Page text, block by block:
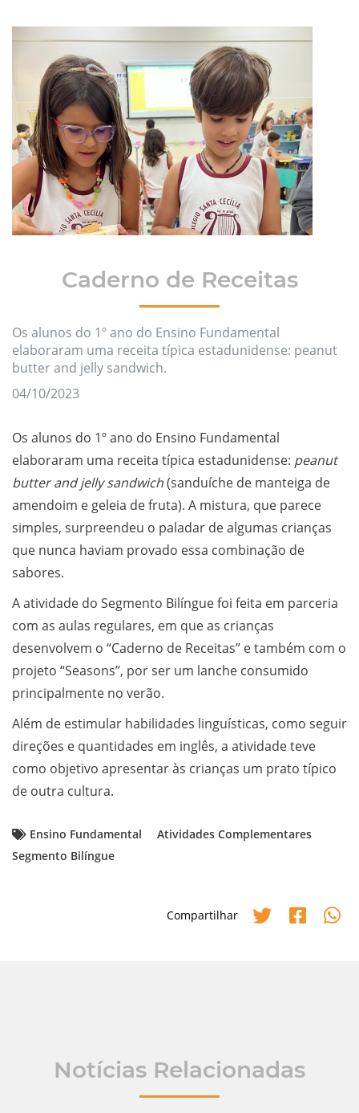
Caderno de Receitas
Os alunos do 1º ano do Ensino Fundamental
elaboraram uma receita típica estadunidense: peanut
butter and jelly sandwich.
04/10/2023
Os alunos do 1º ano do Ensino Fundamental
elaboraram uma receita típica estadunidense: peanut
butter and jelly sandwich(sanduíche de manteiga de
amendoim e geleia de fruta). A mistura, que parece
simples, surpreendeu o paladar de algumas crianças
que nunca haviam provado essa combinação de
sabores.
A atividade do Segmento Bilíngue foi feita em parceria
com as aulas regulares, em que as crianças
desenvolvem o “Caderno de Receitas” e também com o
projeto “Seasons”, por ser um lanche consumido
principalmente no verão.
Além de estimular habilidades linguísticas, como seguir
direções e quantidades em inglês, a atividade teve
como objetivo apresentar às crianças um prato típico
de outra cultura.
Ensino Fundamental
Atividades Complementares
Segmento Bilíngue
Compartilhar
Notícias Relacionadas